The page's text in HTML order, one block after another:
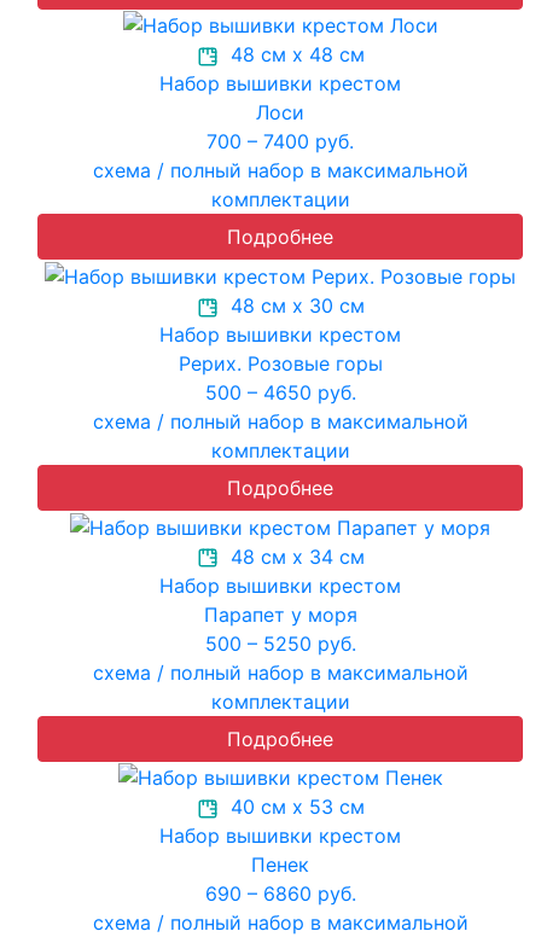
48 см х 48 см
Набор вышивки крестом
Лоси
700 – 7400 руб.
схема / полный набор в максимальной
комплектации
Подробнее
48 см х 30 см
Набор вышивки крестом
Рерих. Розовые горы
500 – 4650 руб.
схема / полный набор в максимальной
комплектации
Подробнее
48 см х 34 см
Набор вышивки крестом
Парапет у моря
500 – 5250 руб.
схема / полный набор в максимальной
комплектации
Подробнее
40 см х 53 см
Набор вышивки крестом
Пенек
690 – 6860 руб.
схема / полный набор в максимальной